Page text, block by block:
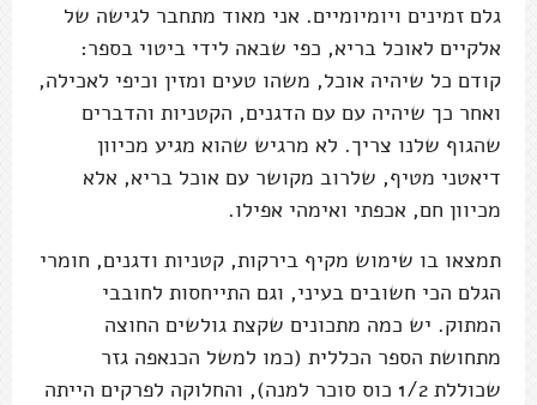
גלם זמינים ויומיומיים. אני מאוד מתחבר לגישה של
אלקיים לאוכל בריא, כפי שבאה לידי ביטוי בספר:
קודם כל שיהיה אוכל, משהו טעים ומזין וכיפי לאכילה,
ואחר כך שיהיה עם עם הדגנים, הקטניות והדברים
שהגוף שלנו צריך. לא מרגיש שהוא מגיע מכיוון
דיאטני מטיף, שלרוב מקושר עם אוכל בריא, אלא
מכיוון חם, אכפתי ואימהי אפילו.
תמצאו בו שימוש מקיף בירקות, קטניות ודגנים, חומרי
הגלם הכי חשובים בעיני, וגם התייחסות לחובבי
המתוק. יש כמה מתכונים שקצת גולשים החוצה
מתחושת הספר הכללית (כמו למשל הכנאפה גזר
שכוללת 1/2 כוס סוכר למנה), והחלוקה לפרקים הייתה